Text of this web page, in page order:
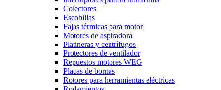
Colectores
Escobillas
Fajas térmicas para motor
Motores de aspiradora
Platineras y centrífugos
Protectores de ventilador
Repuestos motores WEG
Placas de bornas
Rotores para herramientas eléctricas